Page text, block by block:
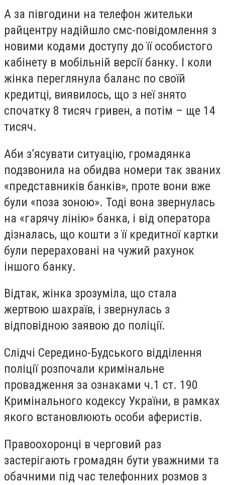
А за півгодини на телефон жительки
райцентру надійшло смс-повідомлення з
новими кодами доступу до її особистого
кабінету в мобільній версії банку. І коли
жінка переглянула баланс по своїй
кредитці, виявилось, що з неї знято
спочатку 8 тисяч гривен, а потім – ще 14
тисяч.
Аби з’ясувати ситуацію, громадянка
подзвонила на обидва номери так званих
«представників банків», проте вони вже
були «поза зоною». Тоді вона звернулась
на «гарячу лінію» банка, і від оператора
дізналась, що кошти з її кредитної картки
були перераховані на чужий рахунок
іншого банку.
Відтак, жінка зрозуміла, що стала
жертвою шахраїв, і звернулась з
відповідною заявою до поліції.
Слідчі Середино-Будського відділення
поліції розпочали кримінальне
провадження за ознаками ч.1 ст. 190
Кримінального кодексу України, в рамках
якого встановлюють особи аферистів.
Правоохоронці в черговий раз
застерігають громадян бути уважними та
обачними під час телефонних розмов з